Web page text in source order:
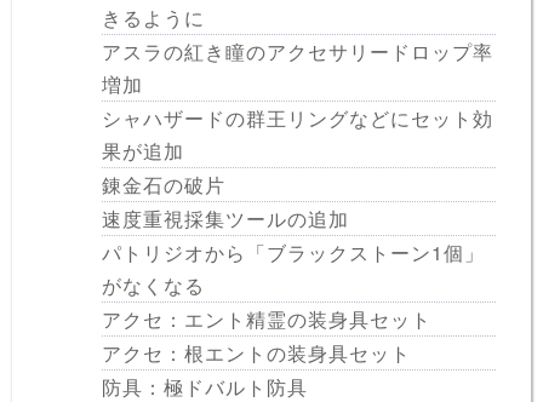
きるように
アスラの紅き瞳のアクセサリードロップ率
増加
シャハザードの群王リングなどにセット効
果が追加
錬金石の破片
速度重視採集ツールの追加
パトリジオから「ブラックストーン1個」
がなくなる
アクセ：エント精霊の装身具セット
アクセ：根エントの装身具セット
防具：極ドバルト防具